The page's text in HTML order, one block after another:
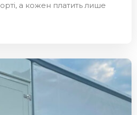
а кожен платить лише